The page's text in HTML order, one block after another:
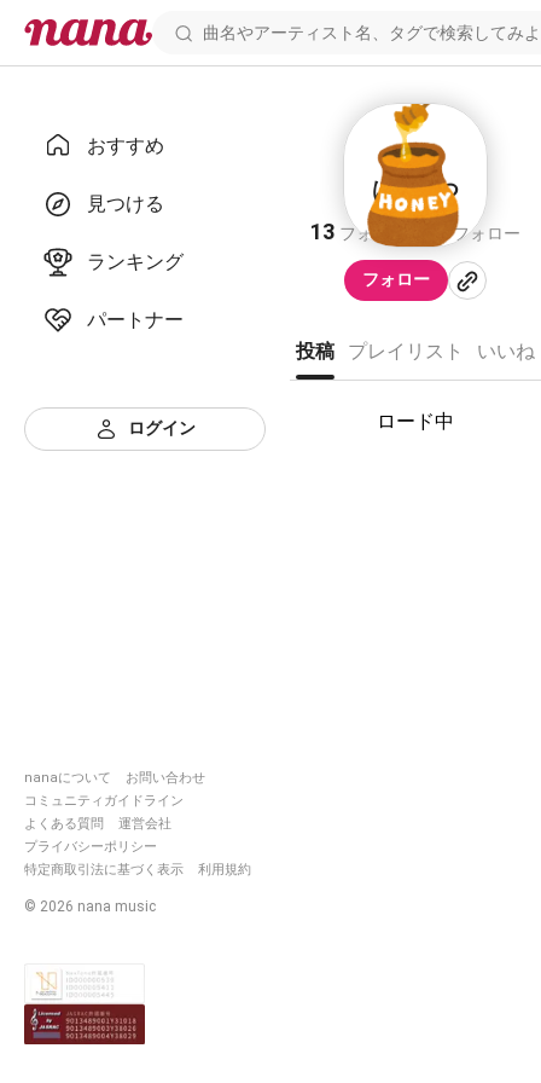
おすすめ
見つける
ランキング
パートナー
ログイン
nanaについて
お問い合わせ
コミュニティガイドライン
よくある質問
運営会社
プライバシーポリシー
特定商取引法に基づく表示
利用規約
© 2026 nana music
はちみつ
13 フォロワー フォロー
フォロー
投稿 プレイリスト いいね
ロード中